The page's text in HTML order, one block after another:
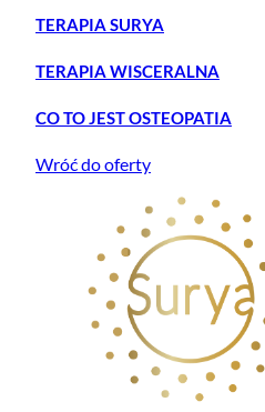
TERAPIA SURYA
TERAPIA WISCERALNA
CO TO JEST OSTEOPATIA
Wróć do oferty